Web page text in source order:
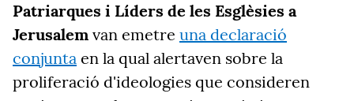
Patriarques i Líders de les Esglèsies a
Jerusalem van emetre una declaració
conjunta en la qual alertaven sobre la
proliferació d'ideologies que consideren